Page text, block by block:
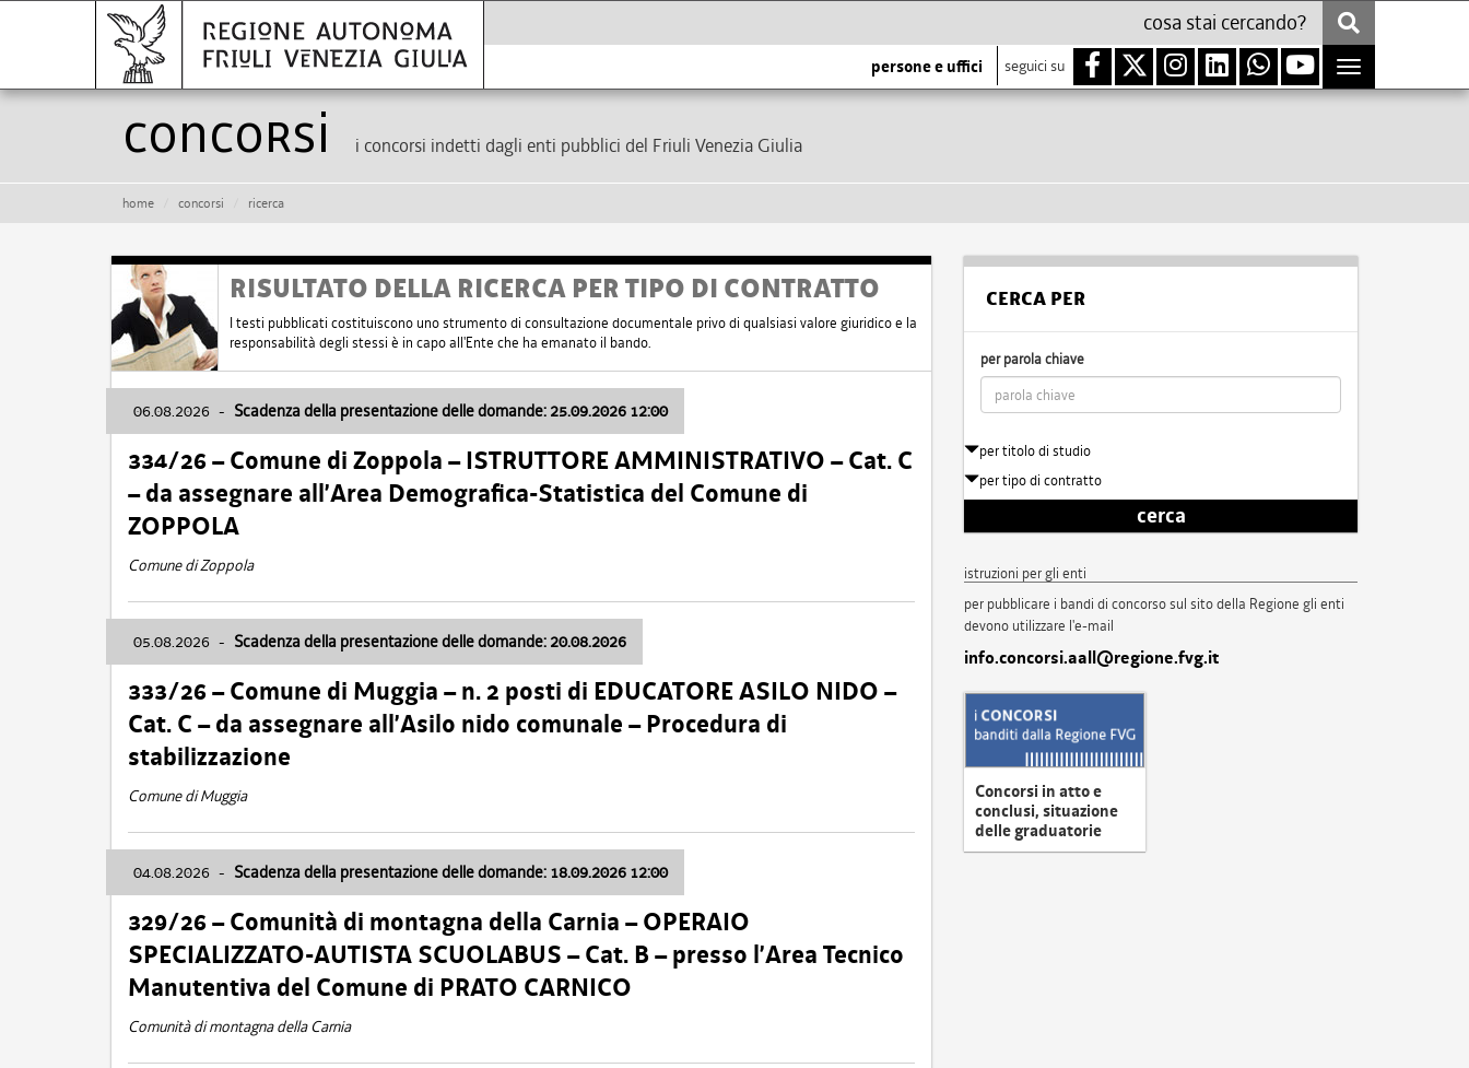
persone e uffici seguici su
Toggle
navigation
Concorsi i concorsi indetti dagli enti pubblici del Friuli Venezia Giulia
home concorsi ricerca
RISULTATO DELLA RICERCA PER TIPO DI CONTRATTO
I testi pubblicati costituiscono uno strumento di consultazione documentale privo di qualsiasi valore giuridico e la
responsabilità degli stessi è in capo all'Ente che ha emanato il bando.
06.08.2026 - Scadenza della presentazione delle domande: 25.09.2026 12:00
334/26 – Comune di Zoppola – ISTRUTTORE AMMINISTRATIVO – Cat. C
– da assegnare all’Area Demografica-Statistica del Comune di
ZOPPOLA
Comune di Zoppola
05.08.2026 - Scadenza della presentazione delle domande: 20.08.2026
333/26 – Comune di Muggia – n. 2 posti di EDUCATORE ASILO NIDO –
Cat. C – da assegnare all’Asilo nido comunale – Procedura di
stabilizzazione
Comune di Muggia
04.08.2026 - Scadenza della presentazione delle domande: 18.09.2026 12:00
329/26 – Comunità di montagna della Carnia – OPERAIO
SPECIALIZZATO-AUTISTA SCUOLABUS – Cat. B – presso l’Area Tecnico
Manutentiva del Comune di PRATO CARNICO
Comunità di montagna della Carnia
CERCA PER
per parola chiave
per titolo di studio
per tipo di contratto
cerca
istruzioni per gli enti
per pubblicare i bandi di concorso sul sito della Regione gli enti
devono utilizzare l'e-mail
info.concorsi.aall@regione.fvg.it
Concorsi in atto e
conclusi, situazione
delle graduatorie